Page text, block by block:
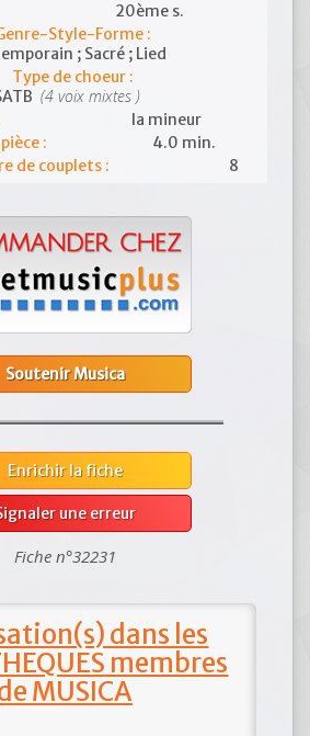
20ème s.
Style-Forme :
; Sacré ; Lied
Type de choeur :
(4 voix mixtes )
la mineur
:
4.0 min.
de couplets :
8
Soutenir Musica
Enrichir la fiche
une erreur
Fiche n°32231
dans les
membres
MUSICA